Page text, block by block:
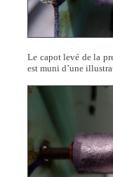
Le capot levé de la
est muni d’une